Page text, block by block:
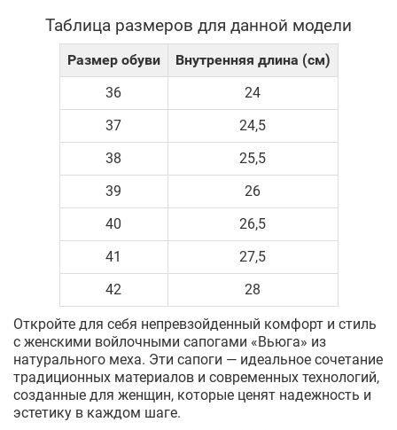
Таблица размеров для данной модели
Размер обуви
Внутренняя длина (см)
36
24
37
24,5
38
25,5
39
26
40
26,5
41
27,5
42
28
Откройте для себя непревзойденный комфорт и стиль
с женскими войлочными сапогами «Вьюга» из
натурального меха. Эти сапоги — идеальное сочетание
традиционных материалов и современных технологий,
созданные для женщин, которые ценят надежность и
эстетику в каждом шаге.